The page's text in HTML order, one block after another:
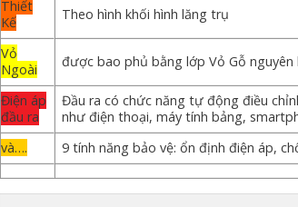
Thiết
Kế
Theo hình khối hình lăng trụ
Vỏ
Ngoài
được bao phủ bằng lớp Vỏ Gỗ
Điện áp
đầu ra
Đầu ra có chức năng tự động điều
như điện thoại, máy tính bảng,
và….
9 tính năng bảo vệ: ổn định điện áp,